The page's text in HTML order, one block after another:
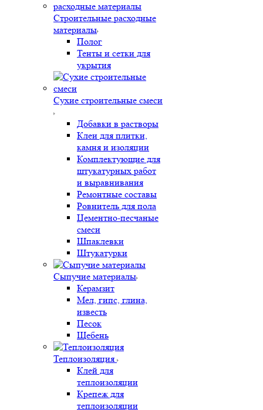
Строительные расходные
материалы
Полог
Тенты и сетки для
укрытия
Сухие строительные смеси
Добавки в растворы
Клеи для плитки,
камня и изоляции
Комплектующие для
штукатурных работ
и выравнивания
Ремонтные составы
Ровнитель для пола
Цементно-песчаные
смеси
Шпаклевки
Штукатурки
Сыпучие материалы
Керамзит
Мел, гипс, глина,
известь
Песок
Щебень
Теплоизоляция
Клей для
теплоизоляции
Крепеж для
теплоизоляции